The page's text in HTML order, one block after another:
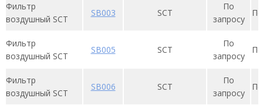
Фильтр
воздушный SCT
SB003 SСT
По
запросу
Фильтр
воздушный SCT
SB005 SСT
По
запросу
Фильтр
воздушный SCT
SB006 SСT
По
запросу